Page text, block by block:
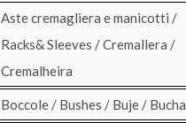
Aste cremagliera e manicotti /
Racks& Sleeves / Cremallera /
Cremalheira
Boccole / Bushes / Buje / Bucha